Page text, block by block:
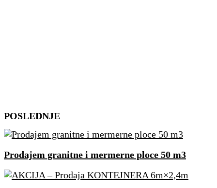
Skip
content
POSLEDNJE
Prodajem granitne i mermerne ploce 50 m3